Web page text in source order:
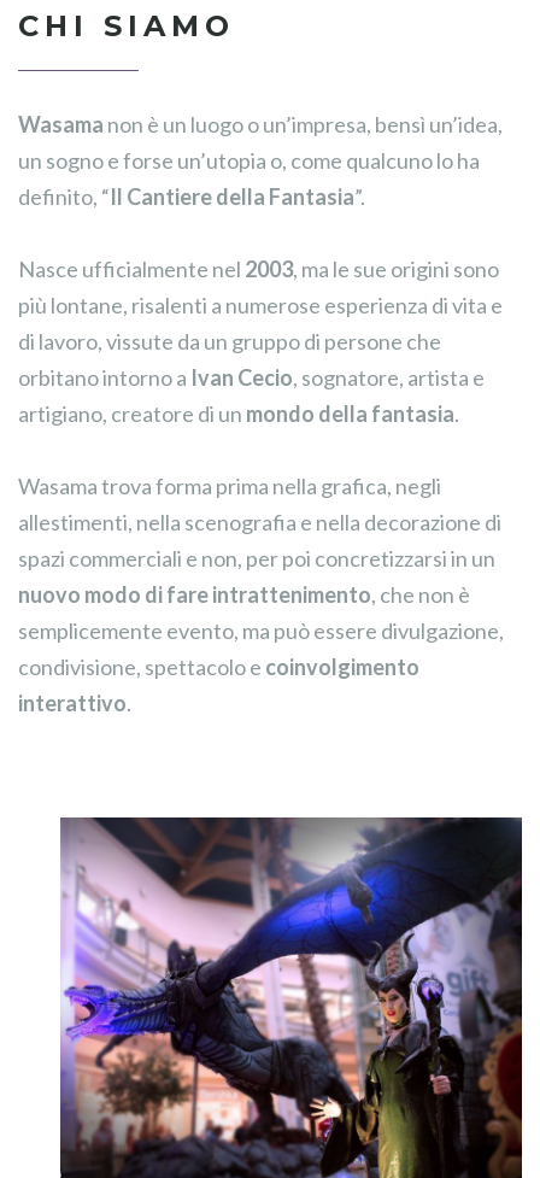
CHI SIAMO
Wasama non è un luogo o un’impresa, bensì un’idea,
un sogno e forse un’utopia o, come qualcuno lo ha
definito, “Il Cantiere della Fantasia”.
Nasce ufficialmente nel 2003, ma le sue origini sono
più lontane, risalenti a numerose esperienza di vita e
di lavoro, vissute da un gruppo di persone che
orbitano intorno a Ivan Cecio, sognatore, artista e
artigiano, creatore di un mondo della fantasia.
Wasama trova forma prima nella grafica, negli
allestimenti, nella scenografia e nella decorazione di
spazi commerciali e non, per poi concretizzarsi in un
nuovo modo di fare intrattenimento, che non è
semplicemente evento, ma può essere divulgazione,
condivisione, spettacolo e coinvolgimento
interattivo.